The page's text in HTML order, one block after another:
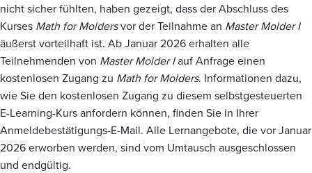
nicht sicher fühlten, haben gezeigt, dass der Abschluss des
Kurses Math for Moldersvor der Teilnahme an Master Molder I
äußerst vorteilhaft ist. Ab Januar 2026 erhalten alle
Teilnehmenden von Master Molder Iauf Anfrage einen
kostenlosen Zugang zu Math for Molders. Informationen dazu,
wie Sie den kostenlosen Zugang zu diesem selbstgesteuerten
E-Learning-Kurs anfordern können, finden Sie in Ihrer
Anmeldebestätigungs-E-Mail. Alle Lernangebote, die vor Januar
2026 erworben werden, sind vom Umtausch ausgeschlossen
und endgültig.